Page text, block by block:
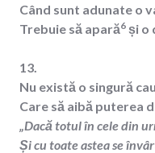
Când sunt adunate o
Trebuie să apară6 și o
13.
Nu există o singură
Care să aibă puterea
„Dacă totul în cele din
Și cu toate astea se